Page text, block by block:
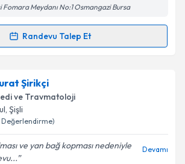
Fomara Meydanı No:1 Osmangazi Bursa
Randevu Talep Et
Talebi
Üçpunar
bu uzmandan randevu almanız için bir
e-posta ile bilgilendireceğiz.
Şirikçi
ve Travmatoloji
, Şişli
Değerlendirme)
ve yan bağ kopması nedeniyle
Devamı